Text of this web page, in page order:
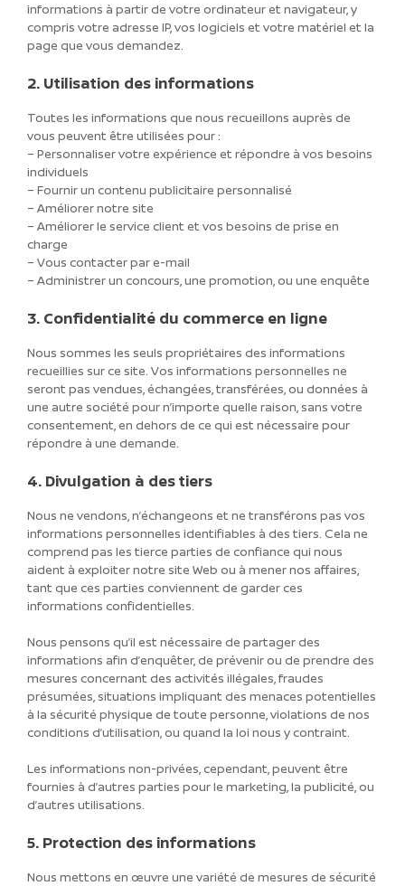
informations à partir de votre ordinateur et navigateur, y
compris votre adresse IP, vos logiciels et votre matériel et la
page que vous demandez.
2. Utilisation des informations
Toutes les informations que nous recueillons auprès de
vous peuvent être utilisées pour :
– Personnaliser votre expérience et répondre à vos besoins
individuels
– Fournir un contenu publicitaire personnalisé
– Améliorer notre site
– Améliorer le service client et vos besoins de prise en
charge
– Vous contacter par e-mail
– Administrer un concours, une promotion, ou une enquête
3. Confidentialité du commerce en ligne
Nous sommes les seuls propriétaires des informations
recueillies sur ce site. Vos informations personnelles ne
seront pas vendues, échangées, transférées, ou données à
une autre société pour n’importe quelle raison, sans votre
consentement, en dehors de ce qui est nécessaire pour
répondre à une demande.
4. Divulgation à des tiers
Nous ne vendons, n’échangeons et ne transférons pas vos
informations personnelles identifiables à des tiers. Cela ne
comprend pas les tierce parties de confiance qui nous
aident à exploiter notre site Web ou à mener nos affaires,
tant que ces parties conviennent de garder ces
informations confidentielles.
Nous pensons qu’il est nécessaire de partager des
informations afin d’enquêter, de prévenir ou de prendre des
mesures concernant des activités illégales, fraudes
présumées, situations impliquant des menaces potentielles
à la sécurité physique de toute personne, violations de nos
conditions d’utilisation, ou quand la loi nous y contraint.
Les informations non-privées, cependant, peuvent être
fournies à d’autres parties pour le marketing, la publicité, ou
d’autres utilisations.
5. Protection des informations
Nous mettons en œuvre une variété de mesures de sécurité